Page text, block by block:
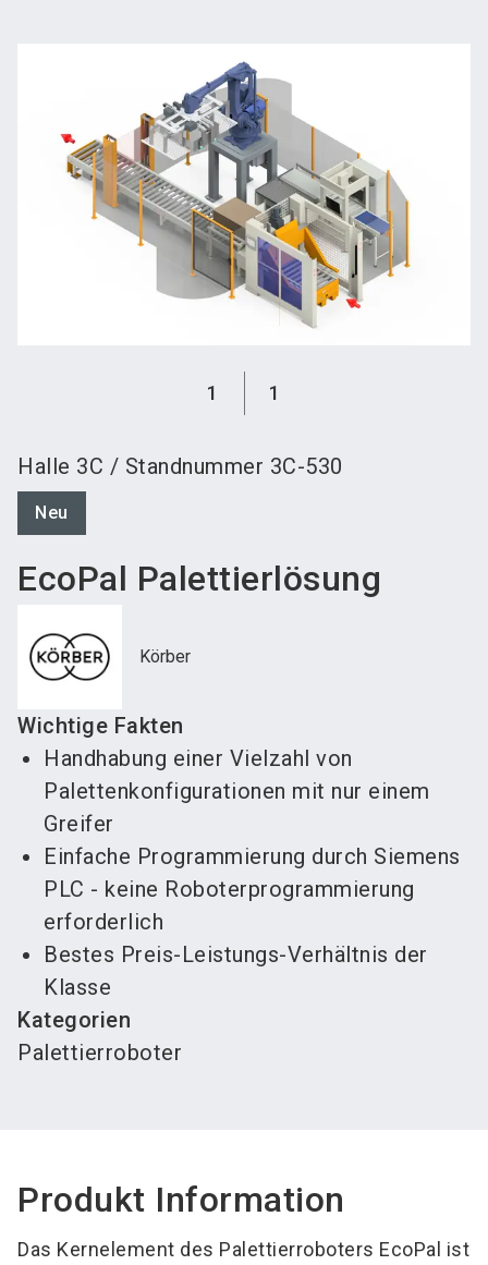
1 1
Halle 3C / Standnummer 3C-530
Neu
EcoPal Palettierlösung
Körber
Wichtige Fakten
Handhabung einer Vielzahl von
Palettenkonfigurationen mit nur einem
Greifer
Einfache Programmierung durch Siemens
PLC - keine Roboterprogrammierung
erforderlich
Bestes Preis-Leistungs-Verhältnis der
Klasse
Kategorien
Palettierroboter
Produkt Information
Das Kernelement des Palettierroboters EcoPal ist